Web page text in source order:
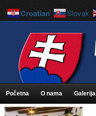
Početna O nama Galerija
Croatian Slovak